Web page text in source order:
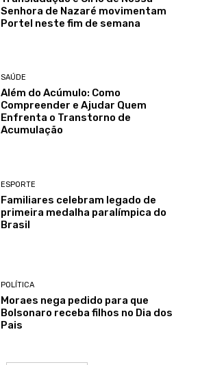
Senhora de Nazaré movimentam
Portel neste fim de semana
SAÚDE
Além do Acúmulo: Como
Compreender e Ajudar Quem
Enfrenta o Transtorno de
Acumulação
ESPORTE
Familiares celebram legado de
primeira medalha paralímpica do
Brasil
POLÍTICA
Moraes nega pedido para que
Bolsonaro receba filhos no Dia dos
Pais